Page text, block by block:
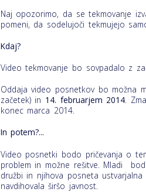
Naj opozorimo, da se tekmovanje
pomeni, da sodelujoči tekmujejo
Kdaj?
Video tekmovanje bo sovpadalo z
Oddaja video posnetkov bo možna
začetek) in 14. februarjem 2014.
konec marca 2014.
In potem?...
Video posnetki bodo pričevanja o
problem in možne rešitve. Mladi
družbi in njihova posneta
navdihovala širšo javnost.